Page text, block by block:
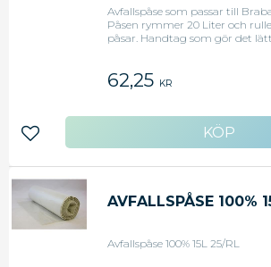
Avfallspåse som passar till
Påsen rymmer 20 Liter och
påsar. Handtag som gör det
62,25 KR
Lägg till i favoriter
AVFALLSPÅSE 100%
Avfallspåse 100% 15L 25/RL